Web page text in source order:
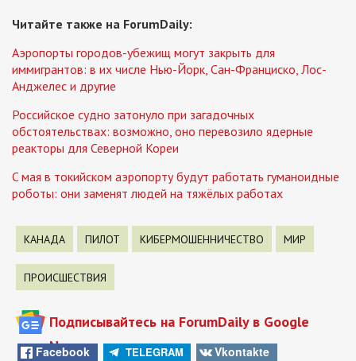
Читайте также на ForumDaily:
Аэропорты городов-убежищ могут закрыть для
иммигрантов: в их числе Нью-Йорк, Сан-Франциско, Лос-
Анджелес и другие
Российское судно затонуло при загадочных
обстоятельствах: возможно, оно перевозило ядерные
реакторы для Северной Кореи
C мая в токийском аэропорту будут работать гуманоидные
роботы: они заменят людей на тяжёлых работах
КАНАДА ПИЛОТ КИБЕРМОШЕННИЧЕСТВО МИР
ПРОИСШЕСТВИЯ
Подписывайтесь на ForumDaily в Google
News
Facebook TELEGRAM Vkontakte